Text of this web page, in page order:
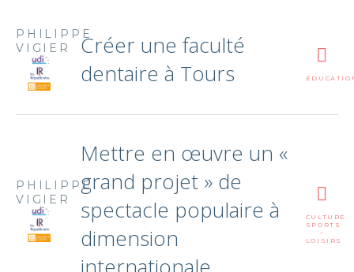
PHILIPPE
VIGIER
Créer une faculté
dentaire à Tours
PHILIPPE
VIGIER
Mettre en œuvre un «
grand projet » de
spectacle populaire à
dimension
CULTURE
SPORTS
–
LOISIRS